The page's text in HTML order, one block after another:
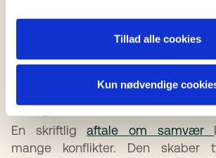
Tillad alle cookies
Kun nødvendige
Sådan kan en aftale om
ro og klarhed
En skriftligaftale om samvær
mange konflikter. Den skaber